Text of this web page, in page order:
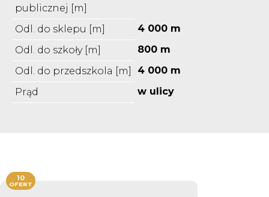
publicznej [m]
Odl. do sklepu [m]
4 000 m
Odl. do szkoły [m]
800 m
Odl. do przedszkola [m]
4 000 m
Prąd
w ulicy
10
OFERT